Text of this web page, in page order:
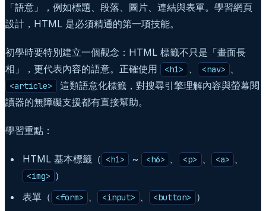
「語意」，例如標題、段落、圖片、連結與表單。學習網頁
設計，HTML 是必須精通的第一項技能。
初學時要特別建立一個觀念：HTML 標籤不只是「畫面長
相」，更代表內容的語意。正確使用
<h1> 、 <nav>
<article> 這類語意化標籤，對搜尋引擎理解內容與螢幕閱
讀器的無障礙支援都有直接幫助。
學習重點：
HTML 基本標籤（ <h1> ~ <h6> <p> 、 <a>
<img> ）
表單（ <form> <input> <button> ）